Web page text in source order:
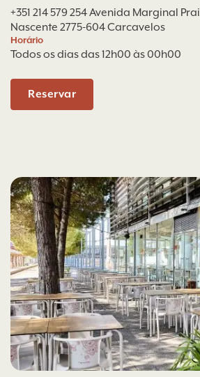
+351 214 579 254Avenida Marginal
Nascente 2775-604 Carcavelos
Horário
Todos os dias das 12h00 às 00h00
Reservar